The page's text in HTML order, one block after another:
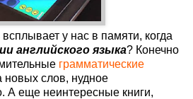
у нас в памяти, когда
английского языка? Конечно
грамматические
новых слов, нудное
А еще неинтересные книги,